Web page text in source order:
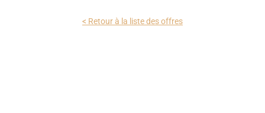
< Retour à la liste des offres